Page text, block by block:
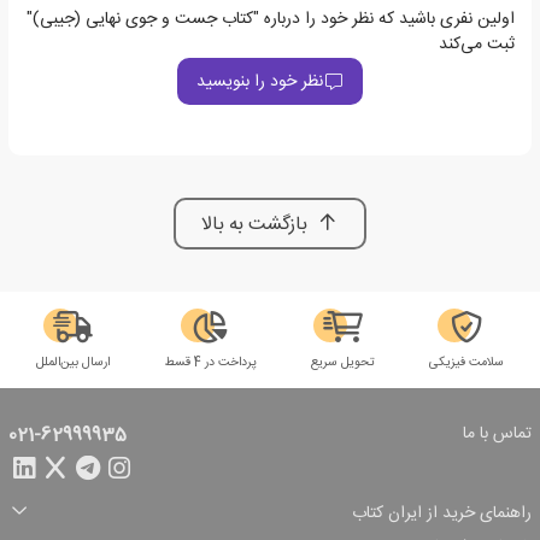
اولین نفری باشید که نظر خود را درباره "کتاب جست و جوی نهایی (جیبی)"
ثبت می‌کند
نظر خود را بنویسید
بازگشت به بالا
سلامت فیزیکی تحویل سریع پرداخت در 4 قسط ارسال بین‌الملل
تماس با ما 021-62999935
راهنمای خرید از ایران کتاب